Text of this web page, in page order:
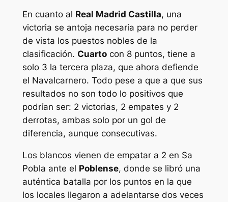
En cuanto al Real Madrid Castilla, una
victoria se antoja necesaria para no perder
de vista los puestos nobles de la
clasificación. Cuartocon 8 puntos, tiene a
solo 3 la tercera plaza, que ahora defiende
el Navalcarnero. Todo pese a que a que sus
resultados no son todo lo positivos que
podrían ser: 2 victorias, 2 empates y 2
derrotas, ambas solo por un gol de
diferencia, aunque consecutivas.
Los blancos vienen de empatar a 2 en Sa
Pobla ante el Poblense, donde se libró una
auténtica batalla por los puntos en la que
los locales llegaron a adelantarse dos veces